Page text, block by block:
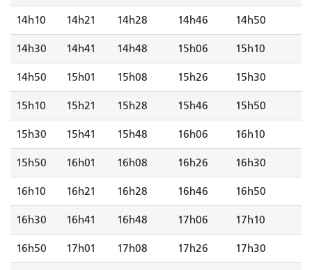
14h10 14h21 14h28 14h46 14h50
14h30 14h41 14h48 15h06 15h10
14h50 15h01 15h08 15h26 15h30
15h10 15h21 15h28 15h46 15h50
15h30 15h41 15h48 16h06 16h10
15h50 16h01 16h08 16h26 16h30
16h10 16h21 16h28 16h46 16h50
16h30 16h41 16h48 17h06 17h10
16h50 17h01 17h08 17h26 17h30